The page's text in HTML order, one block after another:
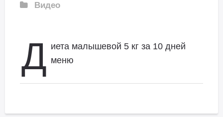
Видео
Д иета малышевой 5 кг за 10 дней
меню